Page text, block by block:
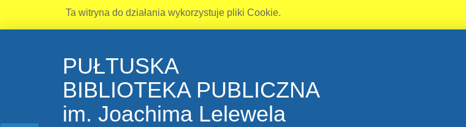
Ta witryna do działania wykorzystuje pliki Cookie.
PUŁTUSKA
BIBLIOTEKA PUBLICZNA
im. Joachima Lelewela